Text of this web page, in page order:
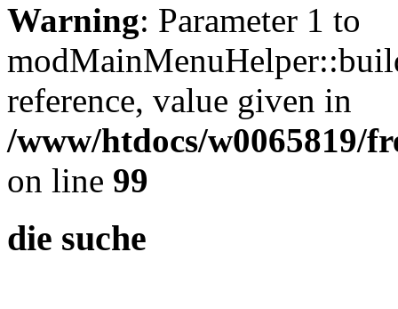
Warning: Parameter 1 to
reference, value given in
/www/htdocs/w0065819/
on line 99
die suche